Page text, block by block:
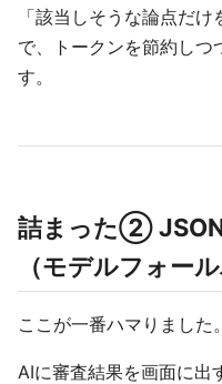
「該当しそうな論点だ
で、トークンを節約しつ
す。
詰まった②
（モデルフォー
ここが一番ハマりました。
AIに審査結果を画面に出